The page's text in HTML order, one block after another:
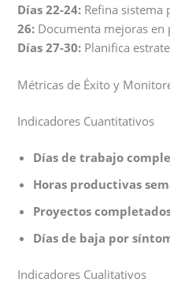
Días 22-24: Refina sistema
26: Documenta mejoras
Días 27-30: Planifica
Métricas de Éxito y
Indicadores Cuantitativos
Días de trabajo
Horas productivas
Proyectos
Días de baja por
Indicadores Cualitativos